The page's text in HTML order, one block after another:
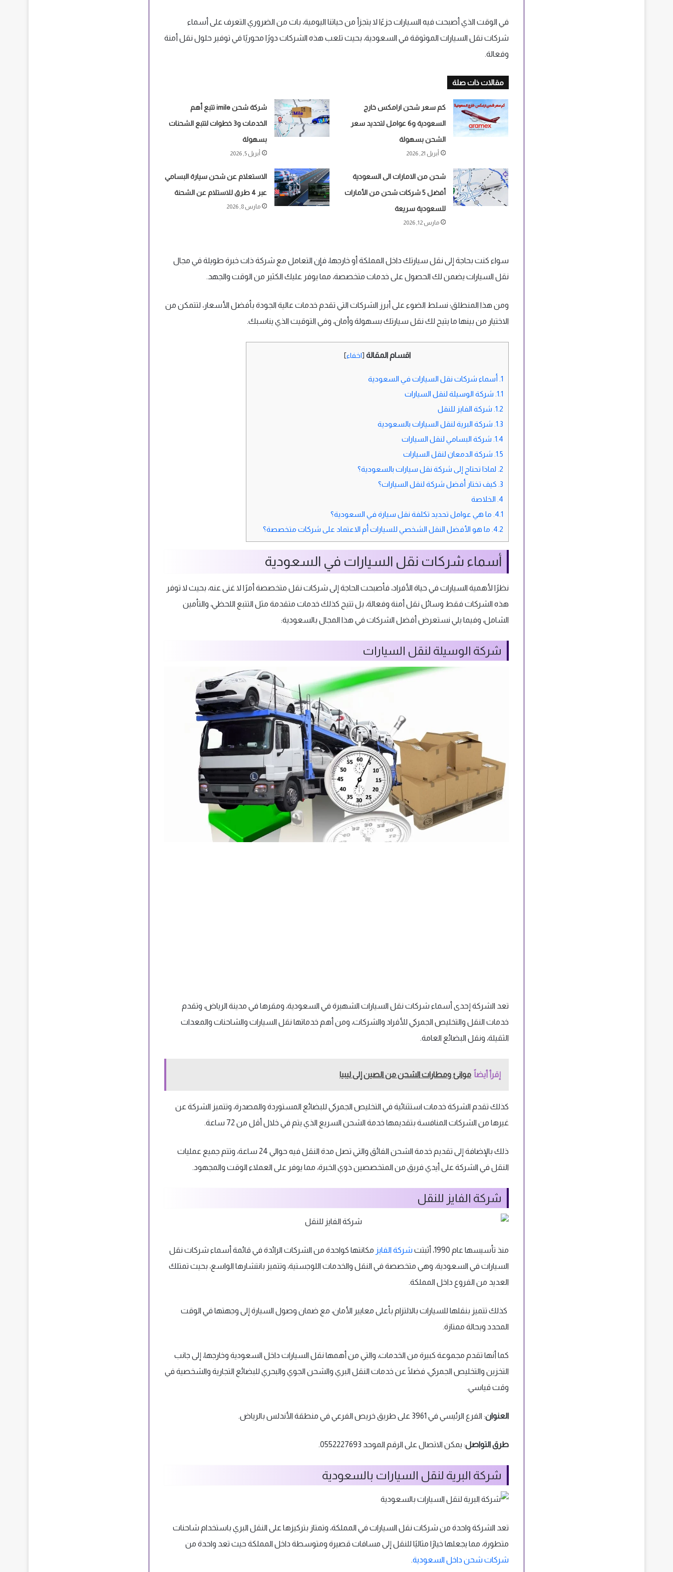
في الوقت الذي أصبحت فيه السيارات جزءًا لا يتجزأ من حياتنا اليومية، بات من الضروري التعرف على أسماء
شركات نقل السيارات الموثوقة في السعودية، بحيث تلعب هذه الشركات دورًا محوريًا في توفير حلول نقل أمنة
وفعالة.
مقالات ذات صلة
كم سعر شحن ارامكس خارج
السعودية و6 عوامل لتحديد سعر
الشحن بسهولة
أبريل 21, 2026
شركة شحن imile تتبع أهم
الخدمات و3 خطوات لتتبع الشحنات
بسهولة
أبريل 5, 2026
شحن من الامارات الى السعودية
أفضل 5 شركات شحن من الأمارات
للسعودية سريعة
مارس 12, 2026
الاستعلام عن شحن سيارة البسامي
عبر 4 طرق للاستلام عن الشحنة
مارس 8, 2026
سواء كنت بحاجة إلى نقل سيارتك داخل المملكة أو خارجها، فإن التعامل مع شركة ذات خبرة طويلة في مجال
نقل السيارات يضمن لك الحصول على خدمات متخصصة، مما يوفر عليك الكثير من الوقت والجهد.
ومن هذا المنطلق؛ نسلط الضوء على أبرز الشركات التي تقدم خدمات عالية الجودة بأفضل الأسعار، لتتمكن من
الاختيار من بينها ما يتيح لك نقل سيارتك بسهولة وأمان، وفي التوقيت الذي يناسبك.
اقسام المقالة [اخفاء]
1. أسماء شركات نقل السيارات في السعودية
1.1. شركة الوسيلة لنقل السيارات
1.2. شركة الفايز للنقل
1.3. شركة البرية لنقل السيارات بالسعودية
1.4. شركة البسامي لنقل السيارات
1.5. شركة الدمعان لنقل السيارات
2. لماذا تحتاج إلى شركة نقل سيارات بالسعودية؟
3. كيف تختار أفضل شركة لنقل السيارات؟
4. الخلاصة
4.1. ما هي عوامل تحديد تكلفة نقل سيارة في السعودية؟
4.2. ما هو الأفضل النقل الشخصي للسيارات أم الاعتماد على شركات متخصصة؟
أسماء شركات نقل السيارات في السعودية
نظرًا لأهمية السيارات في حياة الأفراد، فأصبحت الحاجة إلى شركات نقل متخصصة أمرًا لا غنى عنه، بحيث لا توفر
هذه الشركات فقط وسائل نقل أمنة وفعالة، بل تتيح كذلك خدمات متقدمة مثل التتبع اللحظي، والتأمين
الشامل، وفيما يلي نستعرض أفضل الشركات في هذا المجال بالسعودية:
شركة الوسيلة لنقل السيارات
تعد الشركة إحدى أسماء شركات نقل السيارات الشهيرة في السعودية، ومقرها في مدينة الرياض، وتقدم
خدمات النقل والتخليص الجمركي للأفراد والشركات، ومن أهم خدماتها نقل السيارات والشاحنات والمعدات
الثقيلة، ونقل البضائع العامة.
إقرأ أيضاً موانئ ومطارات الشحن من الصين إلى ليبيا
كذلك تقدم الشركة خدمات استثنائية في التخليص الجمركي للبضائع المستوردة والمصدرة، وتتميز الشركة عن
غيرها من الشركات المنافسة بتقديمها خدمة الشحن السريع الذي يتم في خلال أقل من 72 ساعة.
ذلك بالإضافة إلى تقديم خدمة الشحن الفائق والتي تصل مدة النقل فيه حوالي 24 ساعة، وتتم جميع عمليات
النقل في الشركة على أيدي فريق من المتخصصين ذوي الخبرة، مما يوفر على العملاء الوقت والمجهود.
شركة الفايز للنقل
منذ تأسيسها عام 1990، أثبتت شركة الفايز مكانتها كواحدة من الشركات الرائدة في قائمة أسماء شركات نقل
السيارات في السعودية، وهي متخصصة في النقل والخدمات اللوجستية، وتتميز بانتشارها الواسع، بحيث تمتلك
العديد من الفروع داخل المملكة.
كذلك تتميز بنقلها للسيارات بالالتزام بأعلى معايير الأمان، مع ضمان وصول السيارة إلى وجهتها في الوقت
المحدد وبحالة ممتازة.
كما أنها تقدم مجموعة كبيرة من الخدمات، والتي من أهمها نقل السيارات داخل السعودية وخارجها، إلى جانب
التخزين والتخليص الجمركي، فضلًا عن خدمات النقل البري والشحن الجوي والبحري للبضائع التجارية والشخصية في
وقت قياسي.
العنوان: الفرع الرئيسي في 3961 على طريق خريص الفرعي في منطقة الأندلس بالرياض.
طرق التواصل: يمكن الاتصال على الرقم الموحد 0552227693.
شركة البرية لنقل السيارات بالسعودية
تعد الشركة واحدة من شركات نقل السيارات في المملكة، وتمتاز بتركيزها على النقل البري باستخدام شاحنات
متطورة، مما يجعلها خيارًا مثاليًا للنقل إلى مسافات قصيرة ومتوسطة داخل المملكة حيث تعد واحدة من
شركات شحن داخل السعودية.